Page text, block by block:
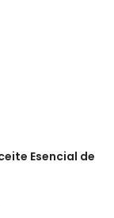
Esencial de